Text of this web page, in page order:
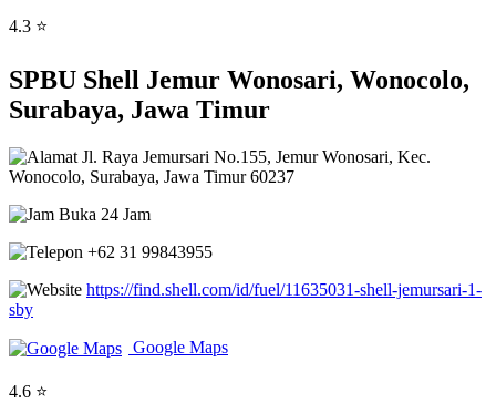
4.3 ⭐
SPBU Shell Jemur Wonosari, Wonocolo,
Surabaya, Jawa Timur
Jl. Raya Jemursari No.155, Jemur Wonosari, Kec.
Wonocolo, Surabaya, Jawa Timur 60237
Buka 24 Jam
+62 31 99843955
https://find.shell.com/id/fuel/11635031-shell-jemursari-1-
sby
Google Maps
4.6 ⭐